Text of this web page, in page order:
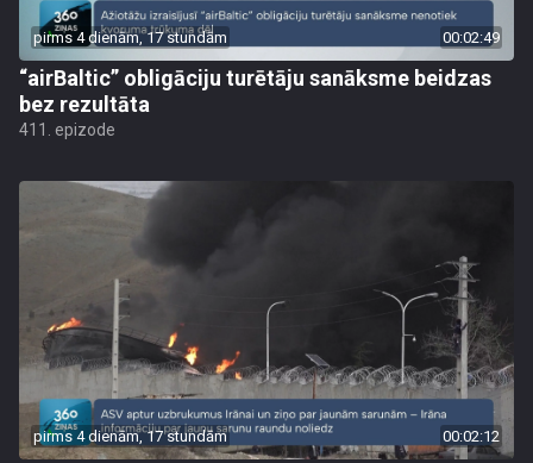
pirms 4 dienām, 17 stundām 00:02:49
“airBaltic” obligāciju turētāju sanāksme beidzas
bez rezultāta
411. epizode
pirms 4 dienām, 17 stundām 00:02:12